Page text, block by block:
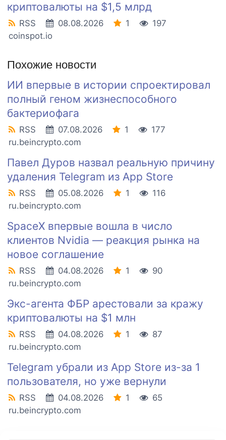
криптовалюты на $1,5 млрд
RSS 08.08.2026 1
197
coinspot.io
Похожие новости
ИИ впервые в истории спроектировал
полный геном жизнеспособного
бактериофага
RSS 07.08.2026 1
177
ru.beincrypto.com
Павел Дуров назвал реальную причину
удаления Telegram из App Store
RSS 05.08.2026 1
116
ru.beincrypto.com
SpaceX впервые вошла в число
клиентов Nvidia — реакция рынка на
новое соглашение
RSS 04.08.2026 1
90
ru.beincrypto.com
Экс-агента ФБР арестовали за кражу
криптовалюты на $1 млн
RSS 04.08.2026 1
87
ru.beincrypto.com
Telegram убрали из App Store из-за 1
пользователя, но уже вернули
RSS 04.08.2026 1
65
ru.beincrypto.com